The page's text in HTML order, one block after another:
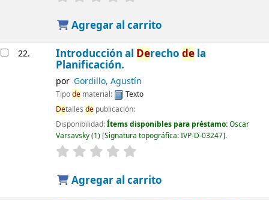
Agregar al carrito
22. Introducción al Derecho dela
Planificación.
por Gordillo, Agustín
Tipodematerial:
Texto
Detalles depublicación:
Disponibilidad:Ítems disponibles para préstamo:Oscar
Varsavsky(1) Signatura topográfica:IVP-D-03247 .
Agregar al carrito